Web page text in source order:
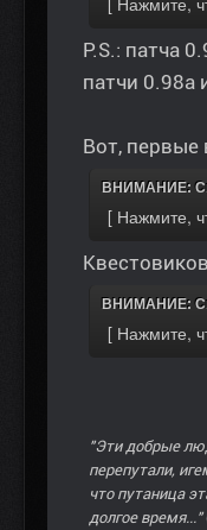
P.S.: патча
патчи 0.98a
Вот, первые
ВНИМАНИЕ:
ВНИМАНИЕ:
"Эти добрые
перепутали,
что путаница
долгое время..."